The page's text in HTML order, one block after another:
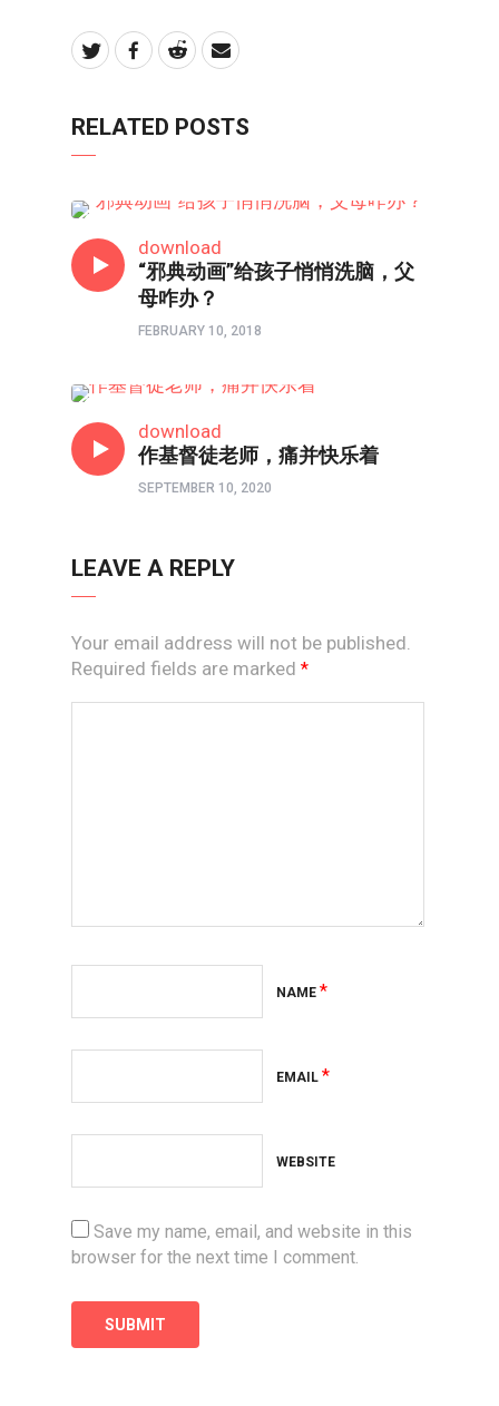
RELATED POSTS
download
“邪典动画”给孩子悄悄洗脑，父
母咋办？
FEBRUARY 10, 2018
download
作基督徒老师，痛并快乐着
SEPTEMBER 10, 2020
LEAVE A REPLY
Your email address will not be published.
Required fields are marked *
NAME *
EMAIL *
WEBSITE
Save my name, email, and website in this
browser for the next time I comment.